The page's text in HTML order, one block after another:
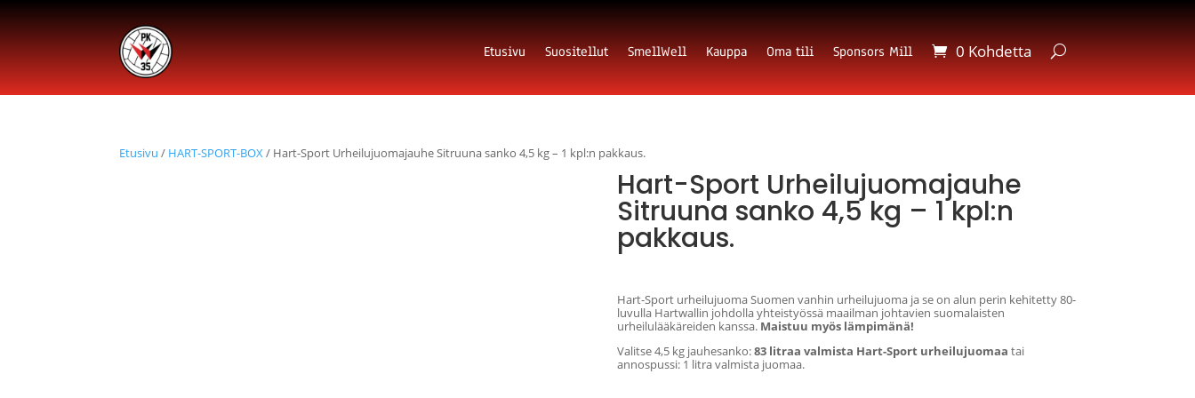
Etusivu Suositellut SmellWell Kauppa Oma tili Sponsors Mill 0 Kohdetta
Etusivu / HART-SPORT-BOX/ Hart-Sport Urheilujuomajauhe Sitruuna sanko 4,5 kg – 1 kpl:n pakkaus.
Hart-Sport Urheilujuomajauhe
Sitruuna sanko 4,5 kg – 1 kpl:n
pakkaus.
Hart-Sport urheilujuoma Suomen vanhin urheilujuoma ja se on alun perin kehitetty 80-
luvulla Hartwallin johdolla yhteistyössä maailman johtavien suomalaisten
urheilulääkäreiden kanssa. Maistuu myös lämpimänä!
Valitse 4,5 kg jauhesanko:83 litraa valmista Hart-Sport urheilujuomaa tai
annospussi: 1 litra valmista juomaa.